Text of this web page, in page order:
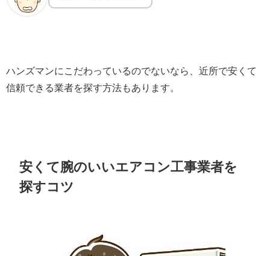
ハンズマンにこだわっているのでないなら、近所で安くて
信頼できる業者を探す方法もあります。
安くて腕のいいエアコン工事業者を
探すコツ